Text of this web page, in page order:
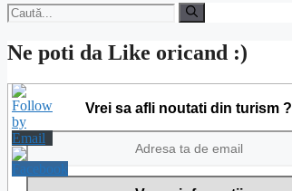
Caută
după:
Ne poti da Like oricand :)
Vrei sa afli noutati din turism ?